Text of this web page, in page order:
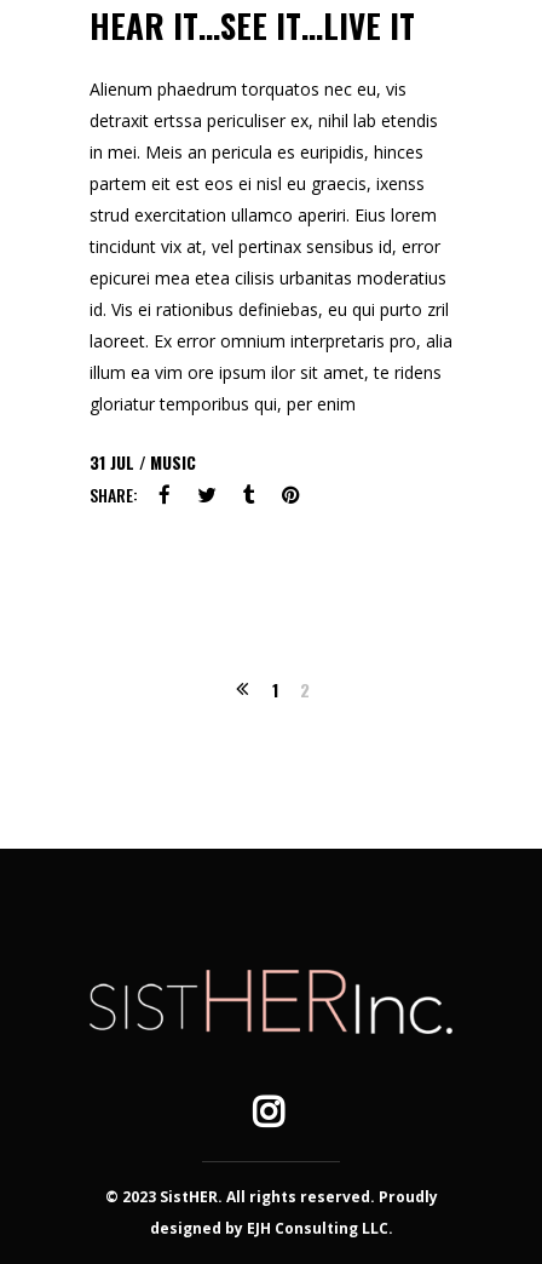
HEAR IT…SEE IT…LIVE IT
Alienum phaedrum torquatos nec eu, vis
detraxit ertssa periculiser ex, nihil lab etendis
in mei. Meis an pericula es euripidis, hinces
partem eit est eos ei nisl eu graecis, ixenss
strud exercitation ullamco aperiri. Eius lorem
tincidunt vix at, vel pertinax sensibus id, error
epicurei mea etea cilisis urbanitas moderatius
id. Vis ei rationibus definiebas, eu qui purto zril
laoreet. Ex error omnium interpretaris pro, alia
illum ea vim ore ipsum ilor sit amet, te ridens
gloriatur temporibus qui, per enim
31JUL
MUSIC
SHARE:
1 2
© 2023 SistHER. All rights reserved. Proudly
designed by EJH Consulting LLC.